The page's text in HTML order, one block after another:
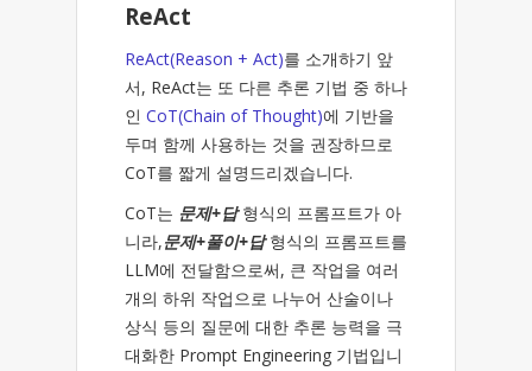
ReAct
ReAct(Reason + Act)를 소개하기 앞
서, ReAct는 또 다른 추론 기법 중 하나
인 CoT(Chain of Thought)에 기반을
두며 함께 사용하는 것을 권장하므로
CoT를 짧게 설명드리겠습니다.
CoT는 문제+답형식의 프롬프트가 아
니라,문제+풀이+답형식의 프롬프트를
LLM에 전달함으로써, 큰 작업을 여러
개의 하위 작업으로 나누어 산술이나
상식 등의 질문에 대한 추론 능력을 극
대화한 Prompt Engineering 기법입니